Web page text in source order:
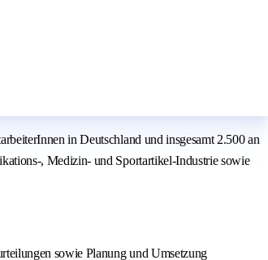
in Deutschland und insgesamt 2.500 an
, Medizin- und Sportartikel-Industrie sowie
sowie Planung und Umsetzung